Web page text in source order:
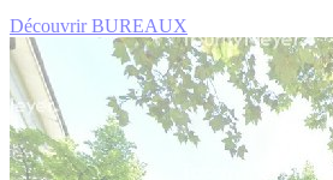
Découvrir BUREAUX